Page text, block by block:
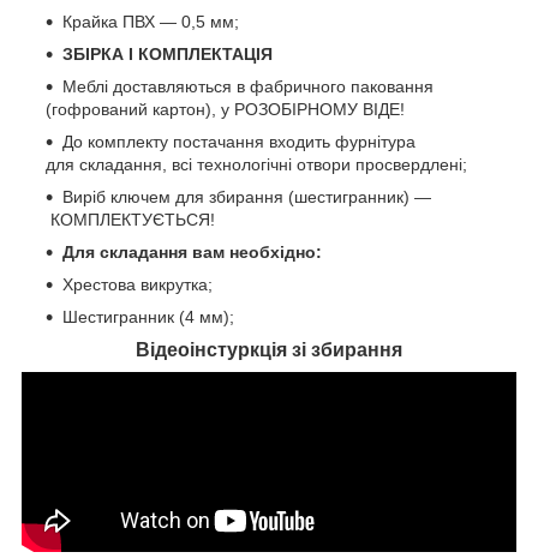
Крайка ПВХ — 0,5 мм;
ЗБІРКА І КОМПЛЕКТАЦІЯ
Меблі доставляються в фабричного паковання
(гофрований картон), у РОЗОБІРНОМУ ВІДЕ!
До комплекту постачання входить фурнітура
для складання, всі технологічні отвори просвердлені;
Виріб ключем для збирання (шестигранник) —
КОМПЛЕКТУЄТЬСЯ!
Для складання вам необхідно:
Хрестова викрутка;
Шестигранник (4 мм);
Відеоінстуркція зі збирання